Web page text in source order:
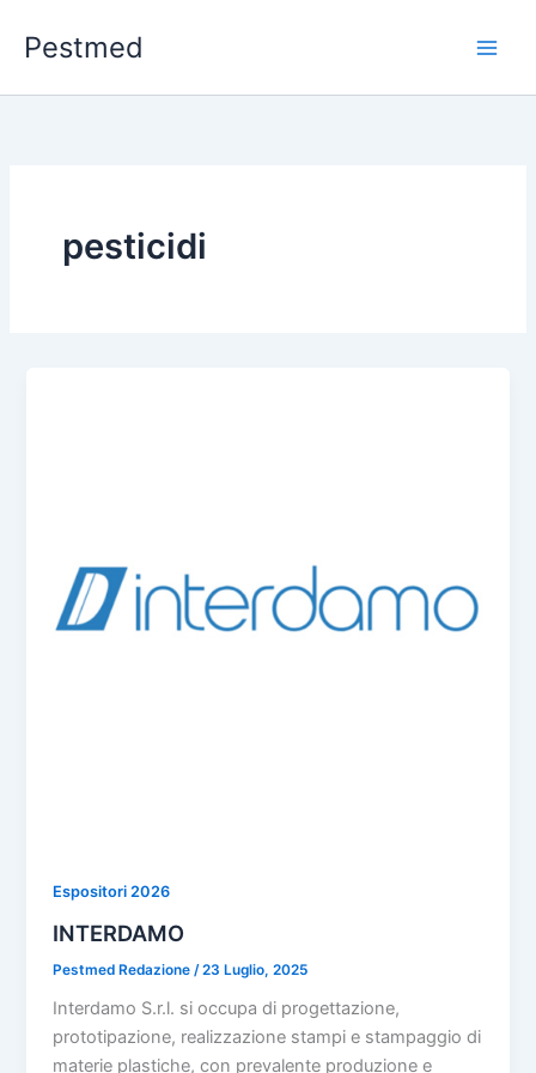
Pestmed
pesticidi
Espositori 2026
INTERDAMO
Pestmed Redazione /23 Luglio, 2025
Interdamo S.r.l. si occupa di progettazione,
prototipazione, realizzazione stampi e stampaggio di
materie plastiche, con prevalente produzione e